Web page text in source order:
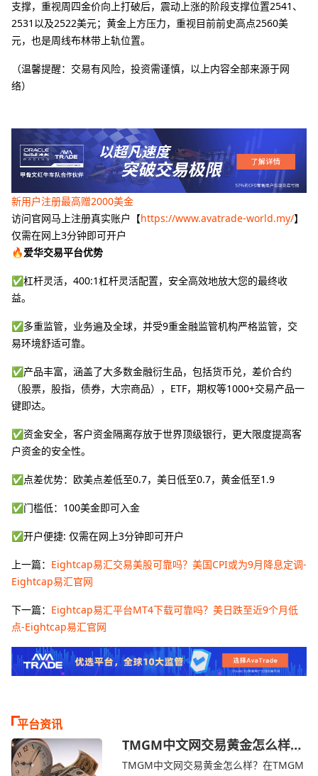
支撑，重视周四金价向上打破后，震动上涨的阶段支撑位置2541、
2531以及2522美元；黄金上方压力，重视目前前史高点2560美
元，也是周线布林带上轨位置。
（温馨提醒：交易有风险，投资需谨慎，以上内容全部来源于网
络）
新用户注册最高赠2000美金
访问官网马上注册真实账户【https://www.avatrade-world.my/】
仅需在网上3分钟即可开户
🔥爱华交易平台优势
✅杠杆灵活，400:1杠杆灵活配置，安全高效地放大您的最终收
益。
✅多重监管，业务遍及全球，并受9重金融监管机构严格监管，交
易环境舒适可靠。
✅产品丰富，涵盖了大多数金融衍生品，包括货币兑，差价合约
（股票，股指，债券，大宗商品），ETF，期权等1000+交易产品一
键即达。
✅资金安全，客户资金隔离存放于世界顶级银行，更大限度提高客
户资金的安全性。
✅点差优势：欧美点差低至0.7，美日低至0.7，黄金低至1.9
✅门槛低：100美金即可入金
✅开户便捷: 仅需在网上3分钟即可开户
上一篇： Eightcap易汇交易美股可靠吗？美国CPI或为9月降息定调-
Eightcap易汇官网
下一篇： Eightcap易汇平台MT4下载可靠吗？美日跌至近9个月低
点-Eightcap易汇官网
平台资讯
TMGM中文网交易黄金怎么样？
金价下跌，市场评估伊朗停火前
景-TMGM官网
TMGM中文网交易黄金怎么样？在TMGM